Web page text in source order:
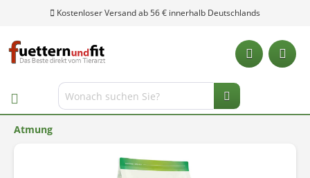
Kostenloser Versand ab 56 € innerhalb Deutschlands
Atmung